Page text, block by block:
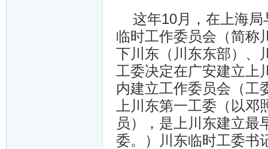
这年10月，在上海局
临时工作委员会（简称
下川东（川东东部）、
工委决定在广安建立上
内建立工作委员会（工
上川东第一工委（以
员），是上川东建立最
委。）川东临时工委书